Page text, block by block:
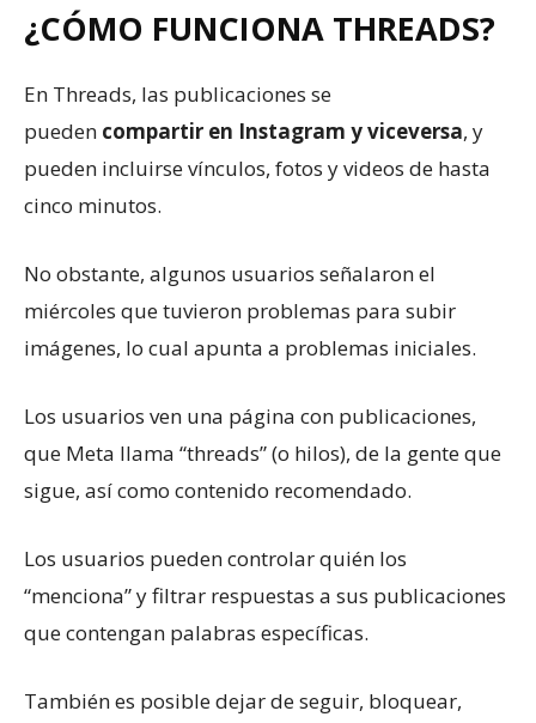
¿CÓMO FUNCIONA THREADS?
En Threads, las publicaciones se
pueden compartir en Instagram y viceversa, y
pueden incluirse vínculos, fotos y videos de hasta
cinco minutos.
No obstante, algunos usuarios señalaron el
miércoles que tuvieron problemas para subir
imágenes, lo cual apunta a problemas iniciales.
Los usuarios ven una página con publicaciones,
que Meta llama “threads” (o hilos), de la gente que
sigue, así como contenido recomendado.
Los usuarios pueden controlar quién los
“menciona” y filtrar respuestas a sus publicaciones
que contengan palabras específicas.
También es posible dejar de seguir, bloquear,